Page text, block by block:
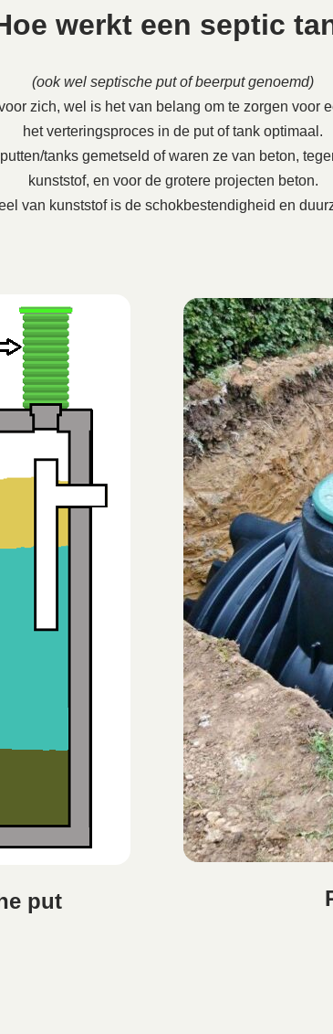
werkt een septic
(ook wel septische put of beerput genoemd)
zich, wel is het van belang om te zorgen voor
het verteringsproces in de put of tank optimaal.
tanks gemetseld of waren ze van beton,
kunststof, en voor de grotere projecten beton.
van kunststof is de schokbestendigheid en
put